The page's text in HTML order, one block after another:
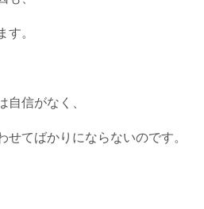
す。
自信がなく、
せてばかりにならないのです。